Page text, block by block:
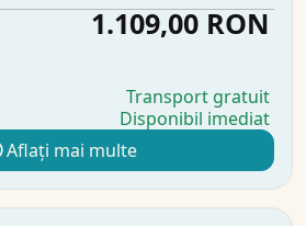
1.109,00 RON
Transport gratuit
Disponibil imediat
Aflați mai multe